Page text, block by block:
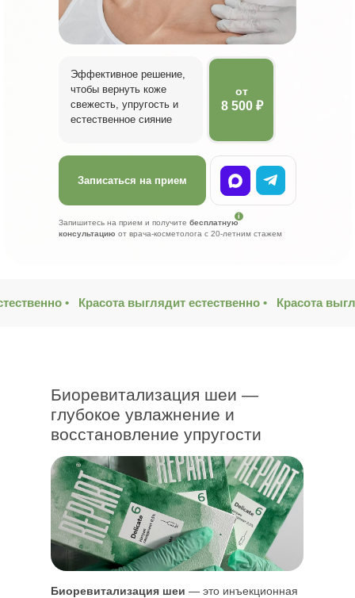
Записаться на прием
Запишитесь на прием и получите бесплатную
консультацию от врача-косметолога с 20-летним стажем
Эффективное решение,
чтобы вернуть коже
свежесть, упругость и
естественное сияние
от
8 500 ₽
Красота выглядит естественно • Красота
•
Биоревитализация шеи —
глубокое увлажнение и
восстановление упругости
Биоревитализация шеи — это инъекционная